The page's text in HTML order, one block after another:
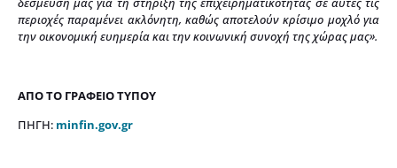
περιοχές παραμένει ακλόνητη, καθώς αποτελούν κρίσιμο μοχλό για
την οικονομική ευημερία και την κοινωνική συνοχή της χώρας μας».
ΑΠΟ ΤΟ ΓΡΑΦΕΙΟ ΤΥΠΟΥ
ΠΗΓΗ: minfin.gov.gr